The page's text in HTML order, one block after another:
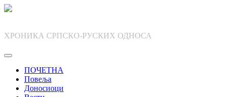
Skip
ХРОНИКА СРПСКО-РУСКИХ ОДНОСА
ПОЧЕТНА
Повеља
Доносиоци